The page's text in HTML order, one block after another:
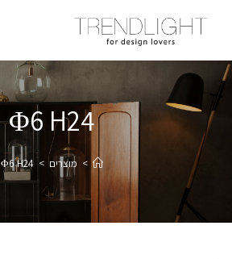
Φ6 H24
> מוצרים >
Φ6 H24